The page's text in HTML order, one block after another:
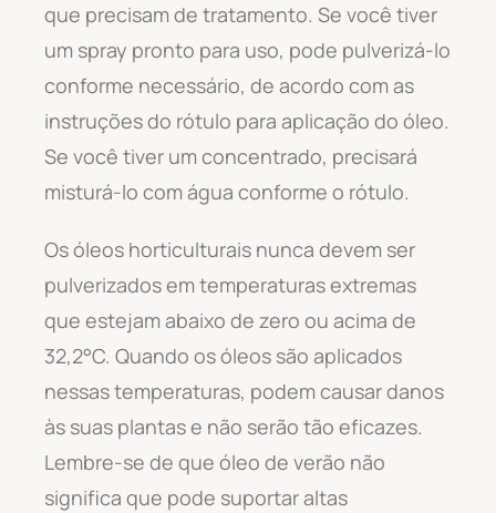
que precisam de tratamento. Se você tiver
um spray pronto para uso, pode pulverizá-lo
conforme necessário, de acordo com as
instruções do rótulo para aplicação do óleo.
Se você tiver um concentrado, precisará
misturá-lo com água conforme o rótulo.
Os óleos horticulturais nunca devem ser
pulverizados em temperaturas extremas
que estejam abaixo de zero ou acima de
32,2°C. Quando os óleos são aplicados
nessas temperaturas, podem causar danos
às suas plantas e não serão tão eficazes.
Lembre-se de que óleo de verão não
significa que pode suportar altas